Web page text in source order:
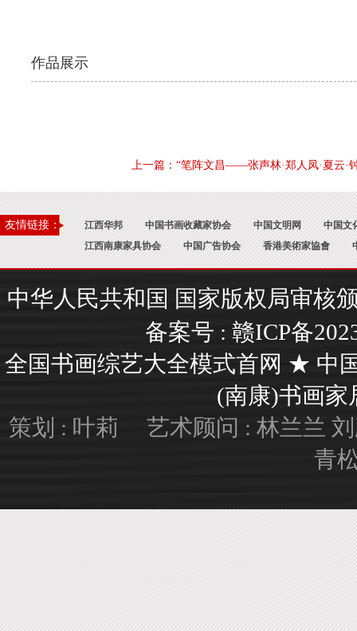
作品展示
上一篇：“笔阵文昌——张声林·郑人凤·夏云·
友情链接： 江西华邦 中国书画收藏家协会 中国文明网
中国文
江西南康家具协会
中国广告协会 香港美術家協會
中华人民共和国 国家版权局审核
备案号 : 赣ICP备
全国书画综艺大全模式首网 ★
(南康)书画家
策划 : 叶莉 艺术顾问 : 林兰兰
青